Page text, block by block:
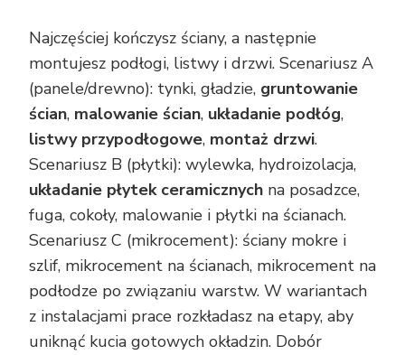
Najczęściej kończysz ściany, a następnie
montujesz podłogi, listwy i drzwi. Scenariusz A
(panele/drewno): tynki, gładzie, gruntowanie
ścian, malowanie ścian, układanie podłóg,
listwy przypodłogowe, montaż drzwi.
Scenariusz B (płytki): wylewka, hydroizolacja,
układanie płytek ceramicznych na posadzce,
fuga, cokoły, malowanie i płytki na ścianach.
Scenariusz C (mikrocement): ściany mokre i
szlif, mikrocement na ścianach, mikrocement na
podłodze po związaniu warstw. W wariantach
z instalacjami prace rozkładasz na etapy, aby
uniknąć kucia gotowych okładzin. Dobór